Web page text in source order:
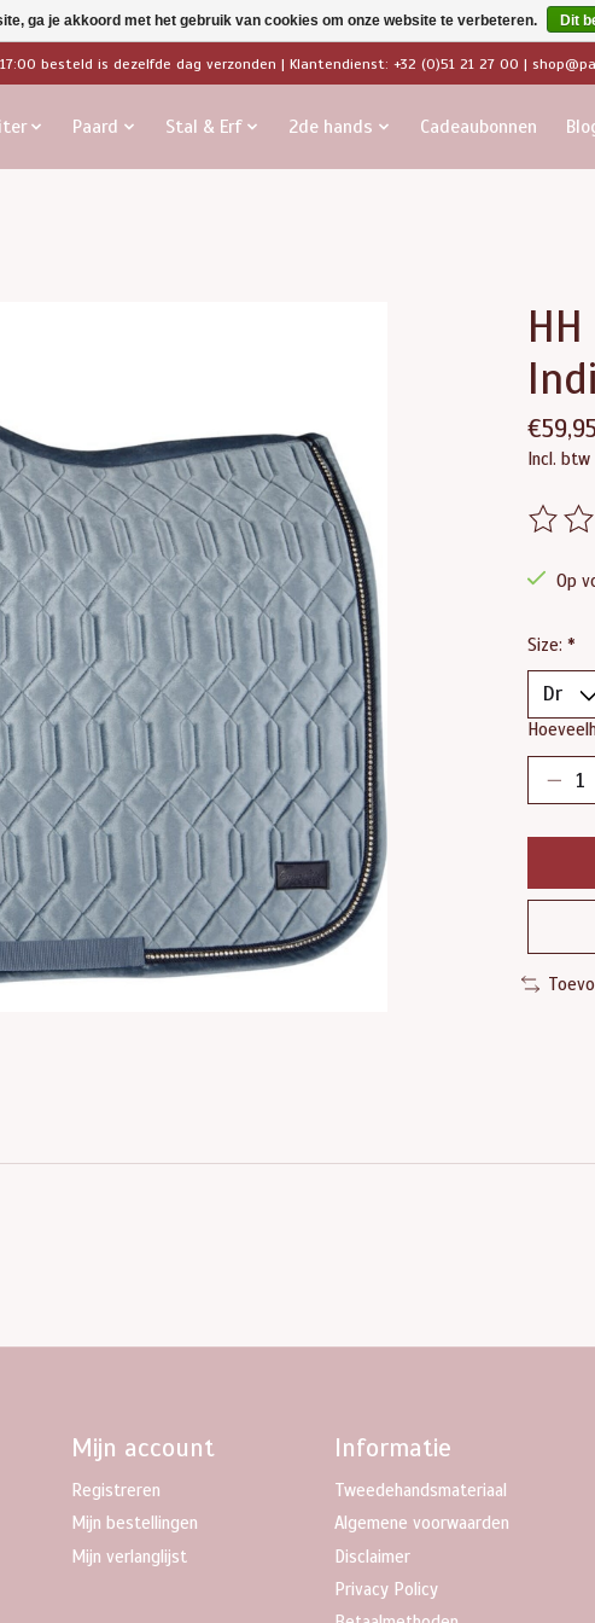
besteld is dezelfde dag verzonden | Klantendienst: +32 (0)51 21 27 00 |
Paard Stal & Erf 2de hands Cadeaubonnen
€59,95
Incl. btw
De
Op
Size: *
Mijn account
Registreren
Mijn bestellingen
Mijn verlanglijst
Informatie
Tweedehandsmateriaal
Algemene voorwaarden
Disclaimer
Privacy Policy
ga je akkoord met het gebruik van cookies om onze website te verbeteren. Dit